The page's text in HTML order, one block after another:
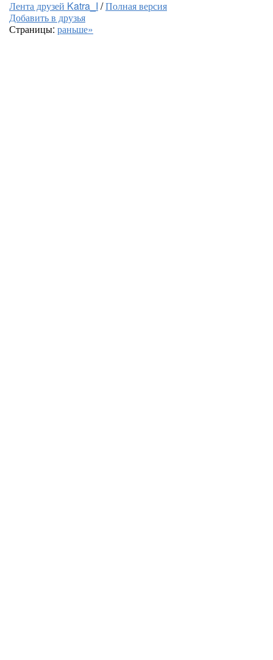
Лента друзей Katra_I /Полная версия
Добавить в друзья
Страницы: раньше»